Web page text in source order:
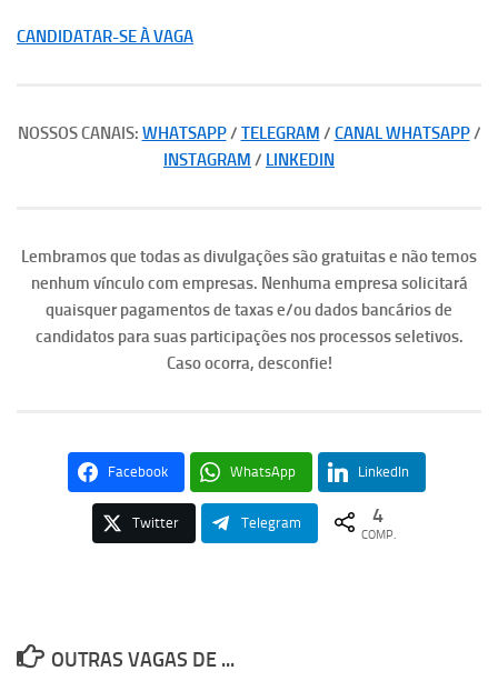
CANDIDATAR-SE À VAGA
NOSSOS CANAIS: WHATSAPP/ TELEGRAM / CANAL WHATSAPP/
INSTAGRAM / LINKEDIN
Lembramos que todas as divulgações são gratuitas e não temos
nenhum vínculo com empresas. Nenhuma empresa solicitará
quaisquer pagamentos de taxas e/ou dados bancários de
candidatos para suas participações nos processos seletivos.
Caso ocorra, desconfie!
Facebook WhatsApp LinkedIn
Twitter Telegram 4
COMP.
OUTRAS VAGAS DE ...